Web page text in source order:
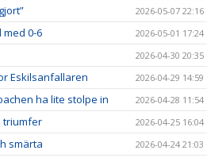
2026-05-07 22:16
0-6 2026-05-01 17:24
2026-04-30 20:35
Eskilsanfallaren 2026-04-29 14:59
ha lite stolpe in 2026-04-28 11:54
triumfer 2026-04-25 16:04
smärta 2026-04-24 21:03